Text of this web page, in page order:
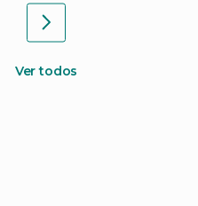
Ver todos